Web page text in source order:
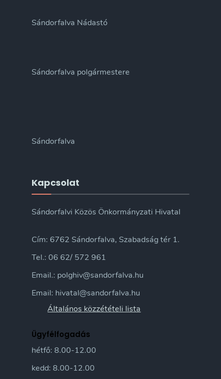
Sándorfalva Nádastó
Sándorfalva polgármestere
Sándorfalva
Kapcsolat
Sándorfalvi Közös Önkormányzati Hivatal
Cím: 6762 Sándorfalva, Szabadság tér 1.
Tel.: 06 62/ 572 961
Email.: polghiv@sandorfalva.hu
Email: hivatal@sandorfalva.hu
Általános közzétételi lista
Ügyfélfogadás
hétfő: 8.00-12.00
kedd: 8.00-12.00